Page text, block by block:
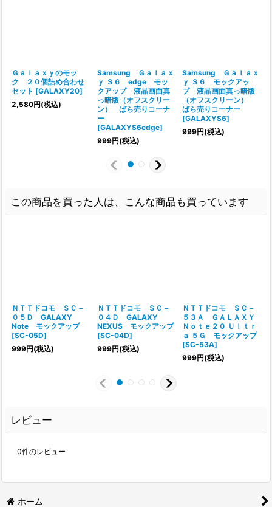
Ｇａｌａｘｙのモッ
ク ２０個詰め合わせ
セット [GALAXY20]
2,580円(税込)
Samsung Ｇａｌａｘ
ｙ Ｓ６ edge モッ
クアップ 液晶画面真
っ暗版（オフスクリー
ン） ばら売りコーナ
ー
[GALAXYS6edge]
999円(税込)
Samsung Ｇａｌａｘ
ｙ Ｓ６ モックアッ
プ 液晶画面真っ暗版
（オフスクリーン）
ばら売りコーナー
[GALAXYS6]
999円(税込)
この商品を買った人は、こんな商品も買っています
ＮＴＴドコモ ＳＣ－
０５Ｄ GALAXY
Note モックアップ
[SC-05D]
999円(税込)
ＮＴＴドコモ ＳＣ－
０４Ｄ GALAXY
NEXUS モックアップ
[SC-04D]
999円(税込)
ＮＴＴドコモ ＳＣ－
５３Ａ ＧＡＬＡＸＹ
Ｎｏｔｅ２０ Ｕｌｔｒ
ａ ５Ｇ モックアップ
[SC-53A]
999円(税込)
レビュー
0件のレビュー
ホーム